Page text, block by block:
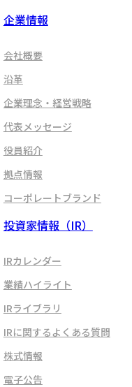
企業情報
会社概要
沿革
企業理念・経営戦略
代表メッセージ
役員紹介
拠点情報
コーポレートブランド
投資家情報（IR）
IRカレンダー
業績ハイライト
IRライブラリ
IRに関するよくある質問
株式情報
電子公告